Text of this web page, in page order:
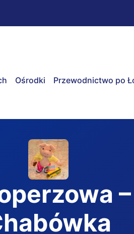
Ośrodki Przewodnictwo po
–